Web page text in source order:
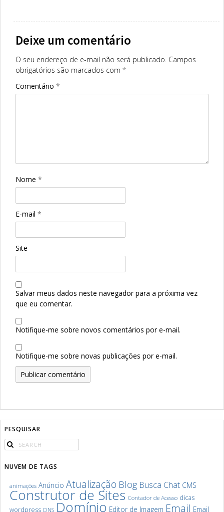
Deixe um comentário
O seu endereço de e-mail não será publicado. Campos
obrigatórios são marcados com *
Comentário *
Nome *
E-mail *
Site
Salvar meus dados neste navegador para a próxima vez
que eu comentar.
Notifique-me sobre novos comentários por e-mail.
Notifique-me sobre novas publicações por e-mail.
PESQUISAR
NUVEM DE TAGS
animações Anúncio Atualização Blog Busca Chat CMS
Construtor de Sites Contador de Acesso dicas
wordpress DNS Domínio Editor de Imagem Email Email